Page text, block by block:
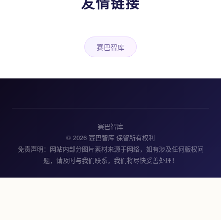
赛巴智库
赛巴智库
© 2026 赛巴智库 保留所有权利
免责声明：网站内部分图片素材来源于网络，如有涉及任何版权问
题，请及时与我们联系，我们将尽快妥善处理！